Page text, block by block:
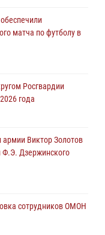
посвященном
области
матча по футболу в
Росгвардии
года
армии Виктор Золотов
Ф.Э. Дзержинского
сотрудников ОМОН